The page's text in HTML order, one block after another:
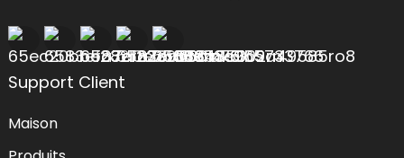
Support Client
Maison